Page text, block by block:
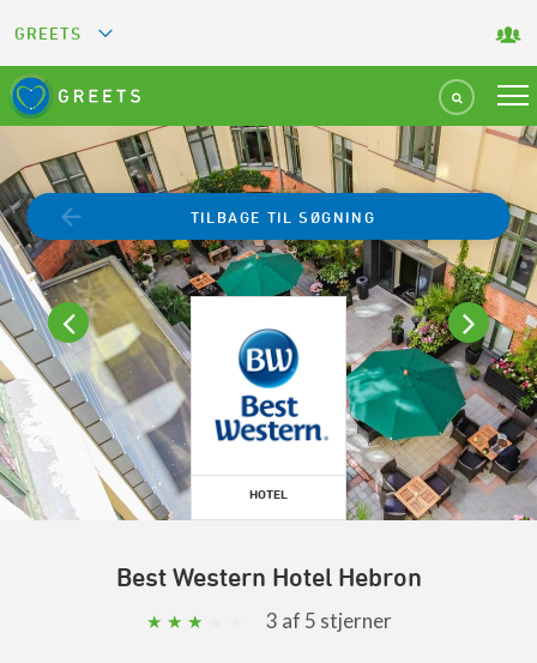
GREETS
GREEN KEY
GREEN RESTAURANT
GREEN SPORT FACILITY
GREEN TOURISM ORGANIZATION
GREEN CAMPING
GREEN ATTRACTION
HOTEL
TILBAGE TIL SØGNING
Best Western Hotel Hebron
3 af 5 stjerner